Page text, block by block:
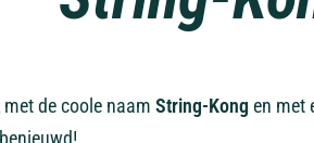
met de coole naamString-Kong en met